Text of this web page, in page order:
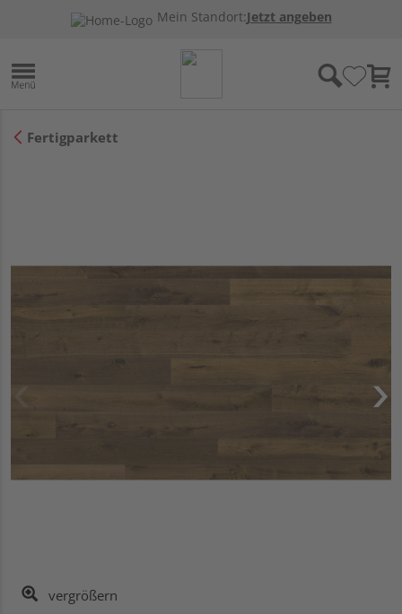
Mein Standort:Jetzt angeben
Fertigparkett
vergrößern